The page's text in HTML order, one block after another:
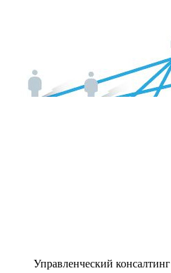
Управленческий консалтинг